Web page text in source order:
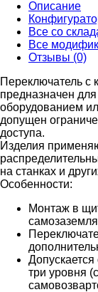
Описание
Все со
Все
Отзывы (0)
Переключатель с
предназначен
оборудованием
допущен
доступа.
Изделия
на станках и
Особенности:
Монтаж в
Допускается
три уровня